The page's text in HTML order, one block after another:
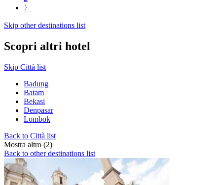
〉
Skip other destinations list
Scopri altri hotel
Skip Città list
Badung
Batam
Bekasi
Denpasar
Lombok
Back to Città list
Mostra altro (2)
Back to other destinations list